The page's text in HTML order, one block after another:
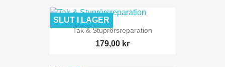
Tak & Stuprörsreparation
179,00 kr
SLUT I LAGER